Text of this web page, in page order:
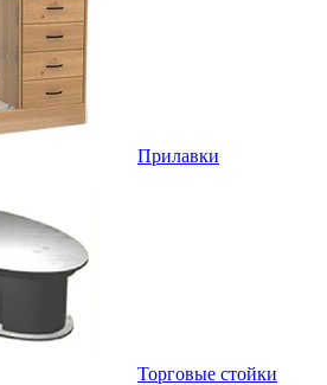
Прилавки
Торговые стойки